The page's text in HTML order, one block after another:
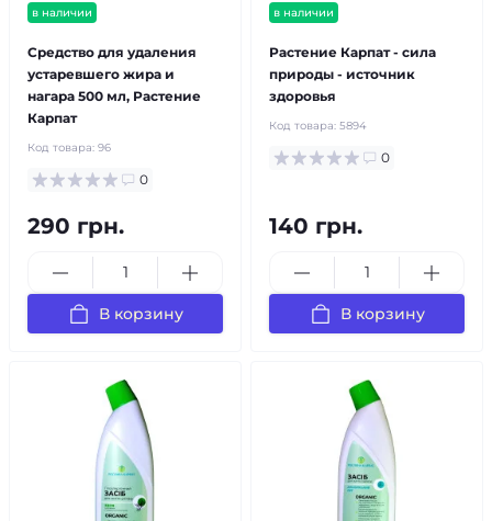
в наличии
Средство для удаления
устаревшего жира и
нагара 500 мл, Растение
Карпат
Код товара: 96
0
290 грн.
В корзину
в наличии
Растение Карпат - сила
природы - источник
здоровья
Код товара: 5894
0
140 грн.
В корзину